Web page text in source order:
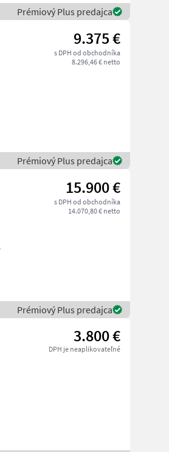
Prémiový Plus predajca
9.375 €
s DPH od obchodníka
8.296,46 € netto
Prémiový Plus predajca
15.900 €
s DPH od obchodníka
14.070,80 € netto
Prémiový Plus predajca
3.800 €
DPH je neaplikovateľné